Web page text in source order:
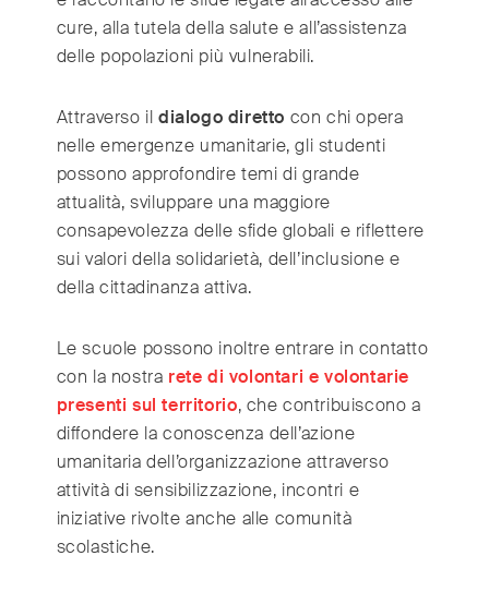
cure, alla tutela della salute e all’assistenza
delle popolazioni più vulnerabili.
Attraverso ildialogo diretto con chi opera
nelle emergenze umanitarie, gli studenti
possono approfondire temi di grande
attualità, sviluppare una maggiore
consapevolezza delle sfide globali e riflettere
sui valori della solidarietà, dell’inclusione e
della cittadinanza attiva.
Le scuole possono inoltre entrare in contatto
con la nostra rete di volontari e volontarie
presenti sul territorio, che contribuiscono a
diffondere la conoscenza dell’azione
umanitaria dell’organizzazione attraverso
attività di sensibilizzazione, incontri e
iniziative rivolte anche alle comunità
scolastiche.